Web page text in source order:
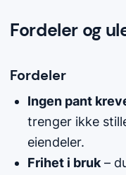
Fordeler og
Fordeler
Ingen pant
trenger ikke
eiendeler.
Frihet i bruk–